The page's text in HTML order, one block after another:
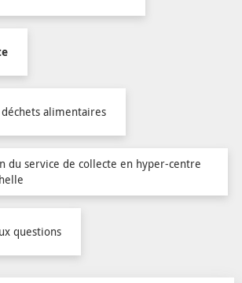
alimentaires
du service de collecte en hyper-centre
questions